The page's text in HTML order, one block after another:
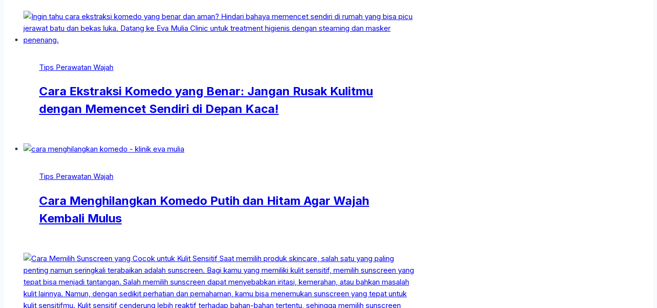
Tips Perawatan Wajah
Cara Ekstraksi Komedo yang Benar: Jangan Rusak Kulitmu
dengan Memencet Sendiri di Depan Kaca!
Tips Perawatan Wajah
Cara Menghilangkan Komedo Putih dan Hitam Agar Wajah
Kembali Mulus